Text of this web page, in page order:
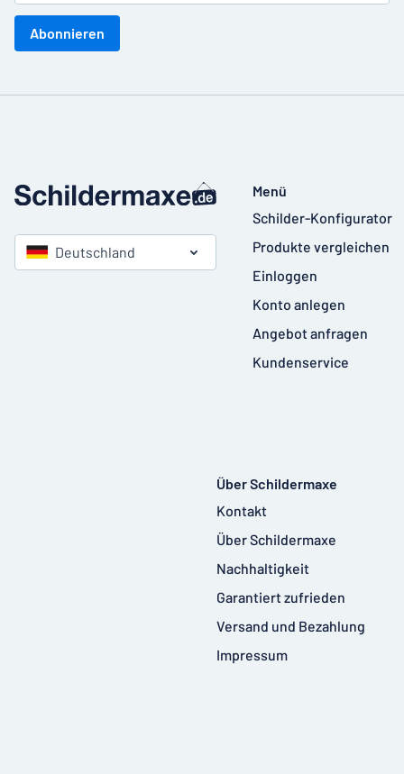
Abonnieren
Deutschland
Menü
Schilder-Konfigurator
Produkte vergleichen
Einloggen
Konto anlegen
Angebot anfragen
Kundenservice
Über Schildermaxe
Kontakt
Über Schildermaxe
Nachhaltigkeit
Garantiert zufrieden
Versand und Bezahlung
Impressum